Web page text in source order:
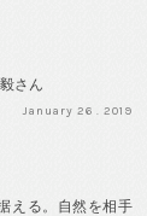
さん
January 26 . 2019
える。自然を相手